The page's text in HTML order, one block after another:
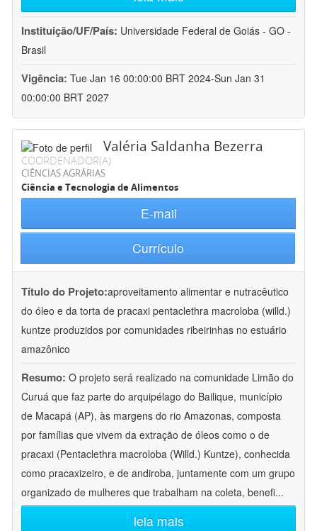
Instituição/UF/País: Universidade Federal de Goiás - GO -
Brasil
Vigência: Tue Jan 16 00:00:00 BRT 2024-Sun Jan 31
00:00:00 BRT 2027
Valéria Saldanha Bezerra
COORDENADOR(A)
CIÊNCIAS AGRÁRIAS
Ciência e Tecnologia de Alimentos
E-mail
Currículo
Título do Projeto:aproveitamento alimentar e nutracêutico
do óleo e da torta de pracaxi pentaclethra macroloba (willd.)
kuntze produzidos por comunidades ribeirinhas no estuário
amazônico
Resumo: O projeto será realizado na comunidade Limão do
Curuá que faz parte do arquipélago do Bailique, município
de Macapá (AP), às margens do rio Amazonas, composta
por famílias que vivem da extração de óleos como o de
pracaxi (Pentaclethra macroloba (Willd.) Kuntze), conhecida
como pracaxizeiro, e de andiroba, juntamente com um grupo
organizado de mulheres que trabalham na coleta, benefi...
leia mais